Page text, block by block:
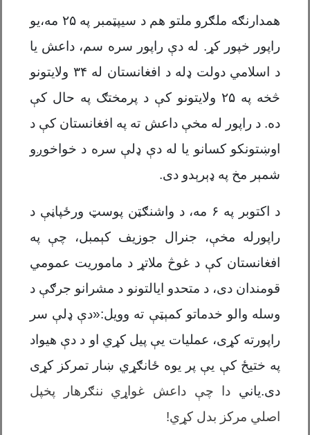
همدارنګه ملګرو ملتو هم د سیپټمبر په ۲۵ مه،
یو
راپور خپور کړ. له دې راپور سره سم، داعش یا
د
اسلامي دولت ډله د افغانستان له ۳۴ ولایتونو
څخه په ۲۵ ولایتونو کې د پرمختګ په حال کې
ده. د راپور له مخې داعش ته په افغانستان کې د
اوښتونکو کسانو یا له دې ډلې سره د خواخوږو
شمېر مخ په ډېرېدو دی.
د اکتوبر په ۶ مه،
د واشنګټن پوسټ ورځپاڼې د
راپورله مخې، جنرال جوزیف کېمبل، چې په
افغانستان کې د غوڅ ملاتړ د ماموریت عمومي
قومندان دی، د متحدو ایالتونو د مشرانو جرګې د
وسله والو خدماتو کمېټې ته وویل:«دې ډلې سر
راپورته کړی، عملیات یې پیل کړي او د دې هیواد
په ختیځ کې یې پر یوه ځانګړي ښار تمرکز کړی
دی.یاني دا چې داعش غواړي ننګرهار پخپل
اصلي مرکز بدل کړي!